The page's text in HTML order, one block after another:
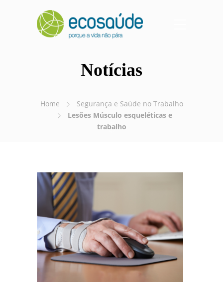
Notícias
Home
Segurança e Saúde no Trabalho
Lesões Músculo esqueléticas e
trabalho